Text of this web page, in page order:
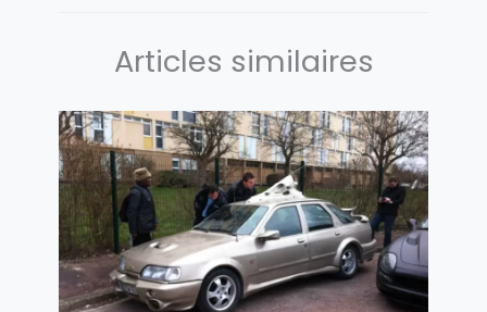
Articles similaires